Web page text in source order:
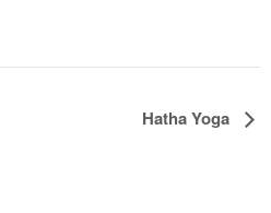
Hatha Yoga